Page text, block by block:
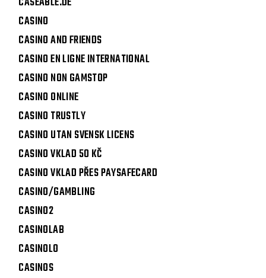
CASINO
CASINO AND FRIENDS
CASINO EN LIGNE INTERNATIONAL
CASINO NON GAMSTOP
CASINO ONLINE
CASINO TRUSTLY
CASINO UTAN SVENSK LICENS
CASINO VKLAD 50 KČ
CASINO VKLAD PŘES PAYSAFECARD
CASINO/GAMBLING
CASINO2
CASINOLAB
CASINOLO
CASINOS